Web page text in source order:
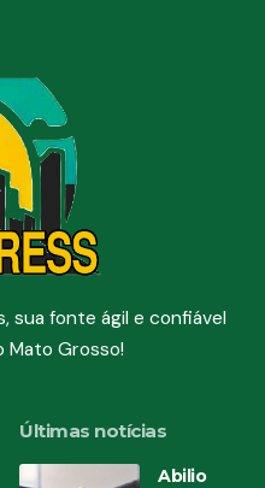
sua fonte ágil e confiável
Grosso!
Últimas notícias
Abilio